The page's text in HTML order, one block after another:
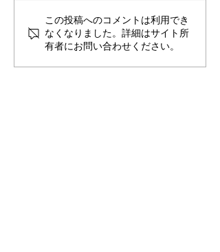
🍻住吉の夜は「さんかく
しかく」さんへ！
この投稿へのコメントは利用でき
なくなりました。詳細はサイト所
有者にお問い合わせください。